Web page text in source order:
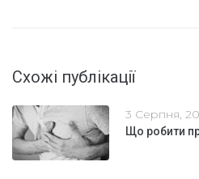
Схожі публікації
3 Серпня,
Що робити